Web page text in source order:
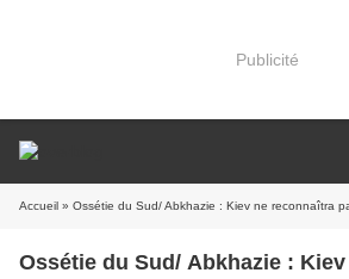
Publicité
Accueil » Ossétie du Sud/ Abkhazie : Kiev ne reconnaîtra pas
Ossétie du Sud/ Abkhazie :